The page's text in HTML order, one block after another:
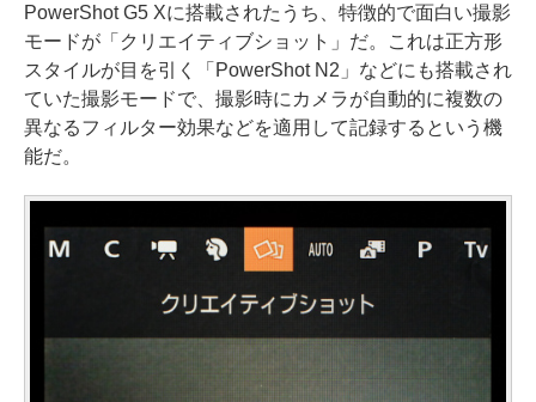
PowerShot G5 Xに搭載されたうち、特徴的で面白い撮影
モードが「クリエイティブショット」だ。これは正方形
スタイルが目を引く「PowerShot N2」などにも搭載され
ていた撮影モードで、撮影時にカメラが自動的に複数の
異なるフィルター効果などを適用して記録するという機
能だ。